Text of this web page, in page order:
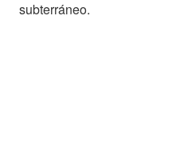
subterráneo.